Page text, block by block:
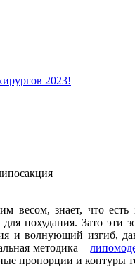
2023!
весом, знает, что
похудания. Зато эти
и волнующий изгиб,
методика –
пропорции и контуры